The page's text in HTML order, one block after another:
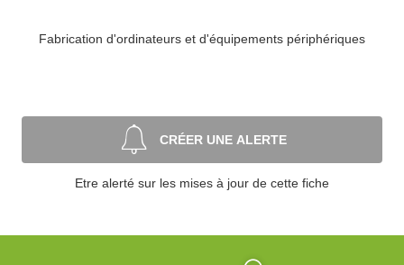
Fabrication d'ordinateurs et d'équipements périphériques
CRÉER UNE ALERTE
Etre alerté sur les mises à jour de cette fiche